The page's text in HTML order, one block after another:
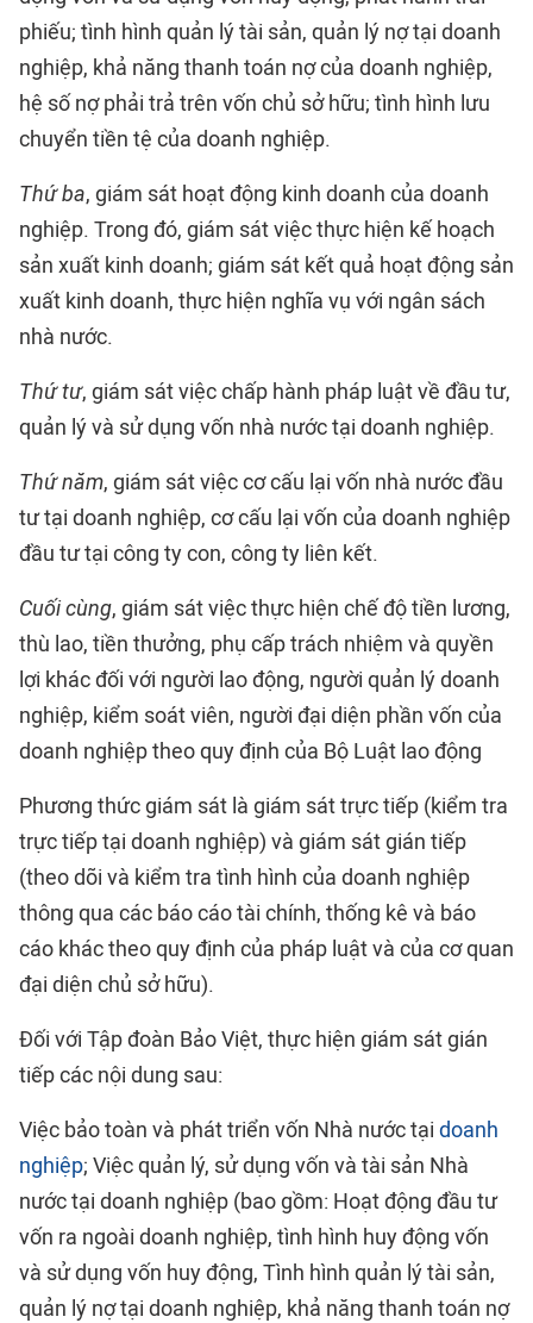
phiếu; tình hình quản lý tài sản, quản lý nợ tại doanh
nghiệp, khả năng thanh toán nợ của doanh nghiệp,
hệ số nợ phải trả trên vốn chủ sở hữu; tình hình lưu
chuyển tiền tệ của doanh nghiệp.
Thứ ba, giám sát hoạt động kinh doanh của doanh
nghiệp. Trong đó, giám sát việc thực hiện kế hoạch
sản xuất kinh doanh; giám sát kết quả hoạt động sản
xuất kinh doanh, thực hiện nghĩa vụ với ngân sách
nhà nước.
Thứ tư, giám sát việc chấp hành pháp luật về đầu tư,
quản lý và sử dụng vốn nhà nước tại doanh nghiệp.
Thứ năm, giám sát việc cơ cấu lại vốn nhà nước đầu
tư tại doanh nghiệp, cơ cấu lại vốn của doanh nghiệp
đầu tư tại công ty con, công ty liên kết.
Cuối cùng, giám sát việc thực hiện chế độ tiền lương,
thù lao, tiền thưởng, phụ cấp trách nhiệm và quyền
lợi khác đối với người lao động, người quản lý doanh
nghiệp, kiểm soát viên, người đại diện phần vốn của
doanh nghiệp theo quy định của Bộ Luật lao động
Phương thức giám sát là giám sát trực tiếp (kiểm tra
trực tiếp tại doanh nghiệp) và giám sát gián tiếp
(theo dõi và kiểm tra tình hình của doanh nghiệp
thông qua các báo cáo tài chính, thống kê và báo
cáo khác theo quy định của pháp luật và của cơ quan
đại diện chủ sở hữu).
Đối với Tập đoàn Bảo Việt, thực hiện giám sát gián
tiếp các nội dung sau:
Việc bảo toàn và phát triển vốn Nhà nước tại doanh
nghiệp; Việc quản lý, sử dụng vốn và tài sản Nhà
nước tại doanh nghiệp (bao gồm: Hoạt động đầu tư
vốn ra ngoài doanh nghiệp, tình hình huy động vốn
và sử dụng vốn huy động, Tình hình quản lý tài sản,
quản lý nợ tại doanh nghiệp, khả năng thanh toán nợ